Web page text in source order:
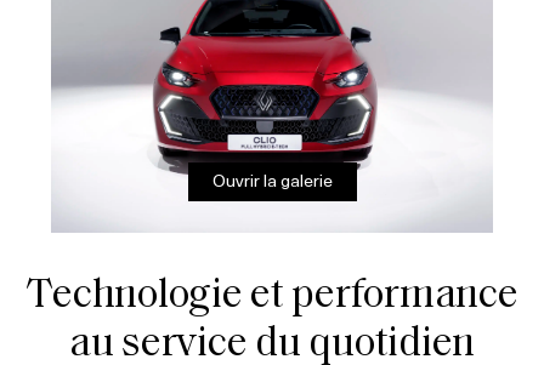
Ouvrir la galerie
Technologie et performance
au service du quotidien